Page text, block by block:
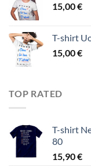
15,00€
T-shirt
15,00€
TOP RATED
T-shirt
80
15,90€